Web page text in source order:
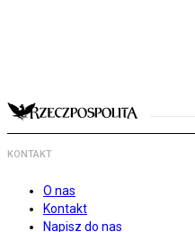
KONTAKT
O nas
Kontakt
Napisz do nas